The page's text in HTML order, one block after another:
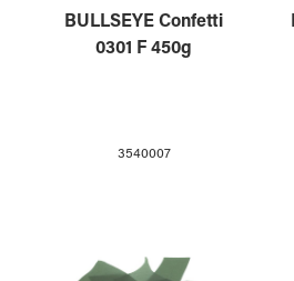
BULLSEYE Confetti
0301 F 450g
3540007